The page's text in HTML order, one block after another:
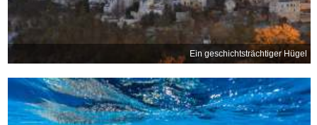
Ein geschichtsträchtiger Hügel